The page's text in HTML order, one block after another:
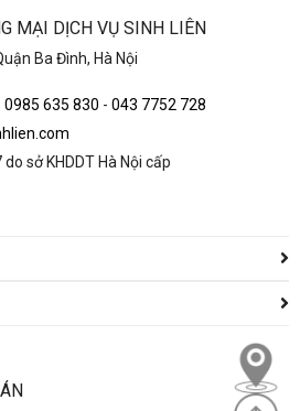
trong đơn giá và không nằm trong
thì cộng thêm 15.000 VNĐ/hộp
MẠI DỊCH VỤ SINH LIÊN
Ba Đình, Hà Nội
0985 635 830 - 043 7752 728
sở KHDDT Hà Nội cấp